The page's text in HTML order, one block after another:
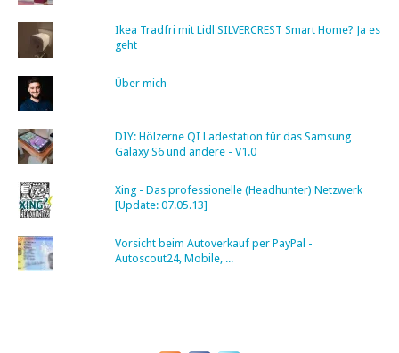
Ikea Tradfri mit Lidl SILVERCREST Smart Home? Ja es
geht
Über mich
DIY: Hölzerne QI Ladestation für das Samsung
Galaxy S6 und andere - V1.0
Xing - Das professionelle (Headhunter) Netzwerk
[Update: 07.05.13]
Vorsicht beim Autoverkauf per PayPal -
Autoscout24, Mobile, ...